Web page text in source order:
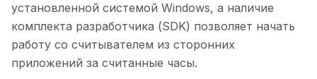
установленной системой Windows, а наличие
комплекта разработчика (SDK) позволяет начать
работу со считывателем из сторонних
приложений за считанные часы.